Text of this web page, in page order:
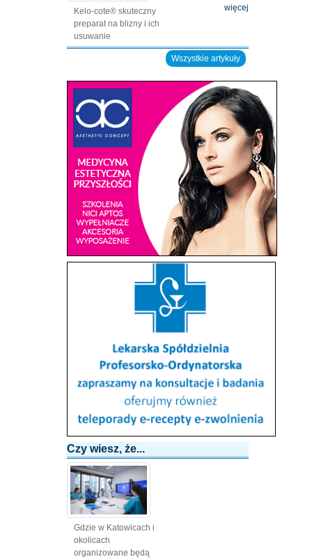
Kelo-cote® skuteczny
preparat na blizny i ich
usuwanie
więcej
Wszystkie artykuły
Czy wiesz, że...
Gdzie w Katowicach i
okolicach
organizowane będą